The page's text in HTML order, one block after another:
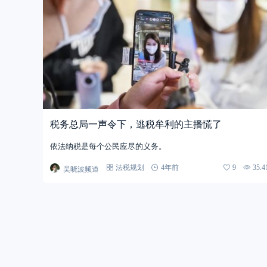
税务总局一声令下，逃税牟利的主播慌了
依法纳税是每个公民应尽的义务。
吴晓波频道 法税规划 4年前 9